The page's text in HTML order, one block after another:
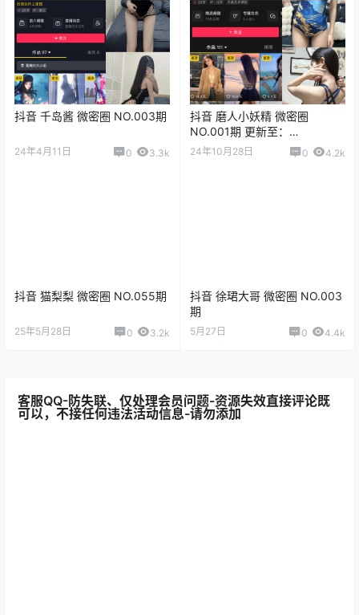
抖音 千岛酱 微密圈 NO.003期
24年4月11日 0 3.3k
抖音 磨人小妖精 微密圈
NO.001期 更新至：
2024.10.28
24年10月28日 0 4.2k
抖音 猫梨梨 微密圈 NO.055期
25年5月28日 0 3.2k
抖音 徐珺大哥 微密圈 NO.003
期
5月27日 0 4.4k
客服QQ-防失联、仅处理会员问题-资源失效直接评论既
可以，不接任何违法活动信息-请勿添加